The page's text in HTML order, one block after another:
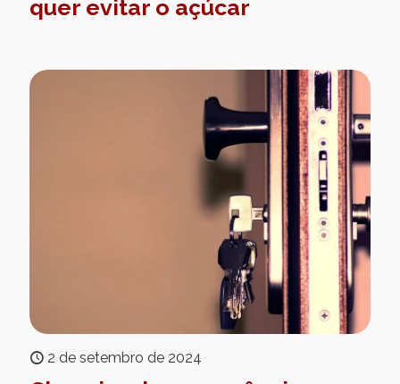
quer evitar o açúcar
2 de setembro de 2024